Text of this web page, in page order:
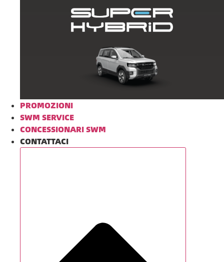
PROMOZIONI
SWM SERVICE
CONCESSIONARI SWM
CONTATTACI